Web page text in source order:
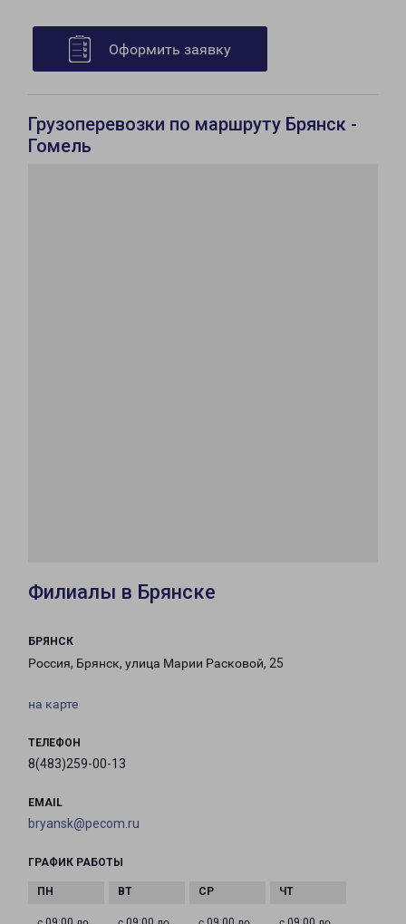
Оформить заявку
Грузоперевозки по маршруту Брянск -
Гомель
Филиалы в Брянске
БРЯНСК
Россия, Брянск, улица Марии Расковой, 25
на карте
ТЕЛЕФОН
8(483)259-00-13
EMAIL
bryansk@pecom.ru
ГРАФИК РАБОТЫ